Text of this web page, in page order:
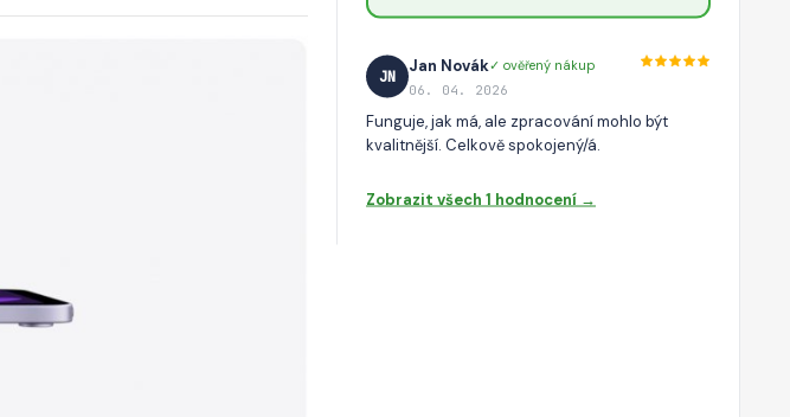
JN
Jan Novák✓ ověřený nákup
06. 04. 2026
Funguje, jak má, ale zpracování mohlo být
kvalitnější. Celkově spokojený/á.
Zobrazit všech 1 hodnocení →